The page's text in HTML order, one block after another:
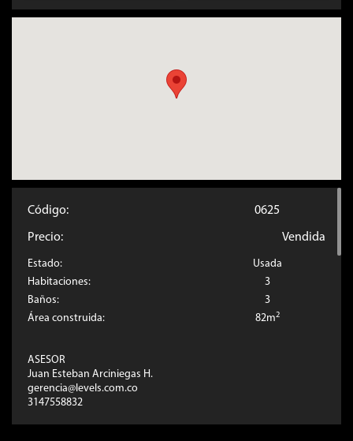
Código: 0625
Precio: Vendida
Estado:
Usada
Habitaciones:
3
Baños:
3
Área construida:
82m2
ASESOR
Juan Esteban Arciniegas H.
gerencia@levels.com.co
3147558832